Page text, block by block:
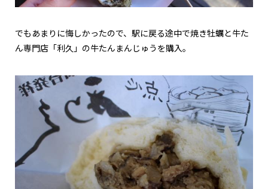
でもあまりに悔しかったので、駅に戻る途中で焼き牡蠣と牛た
ん専門店「利久」の牛たんまんじゅうを購入。